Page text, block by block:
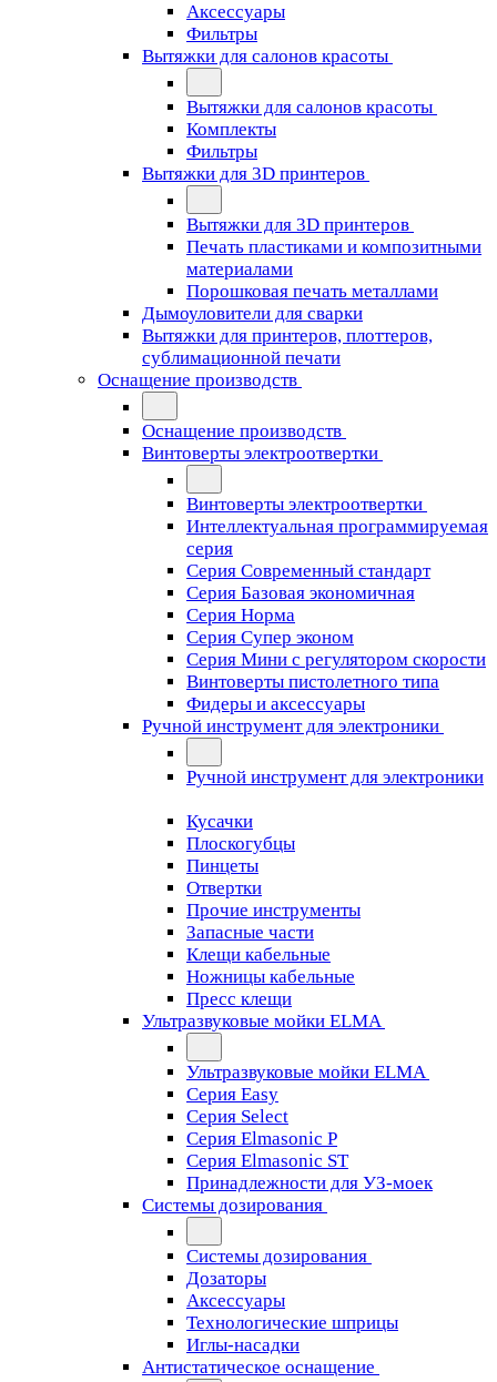
Аксессуары
Фильтры
Вытяжки для салонов красоты
Вытяжки для салонов красоты
Комплекты
Фильтры
Вытяжки для 3D принтеров
Вытяжки для 3D принтеров
Печать пластиками и композитными
материалами
Порошковая печать металлами
Дымоуловители для сварки
Вытяжки для принтеров, плоттеров,
сублимационной печати
Оснащение производств
Оснащение производств
Винтоверты электроотвертки
Винтоверты электроотвертки
Интеллектуальная программируемая
серия
Серия Современный стандарт
Серия Базовая экономичная
Серия Норма
Серия Cупер эконом
Серия Мини с регулятором скорости
Винтоверты пистолетного типа
Фидеры и аксессуары
Ручной инструмент для электроники
Ручной инструмент для электроники
Кусачки
Плоскогубцы
Пинцеты
Отвертки
Прочие инструменты
Запасные части
Клещи кабельные
Ножницы кабельные
Пресс клещи
Ультразвуковые мойки ELMA
Ультразвуковые мойки ELMA
Серия Easy
Серия Select
Серия Elmasonic P
Серия Elmasonic ST
Принадлежности для УЗ-моек
Системы дозирования
Системы дозирования
Дозаторы
Аксессуары
Технологические шприцы
Иглы-насадки
Антистатическое оснащение